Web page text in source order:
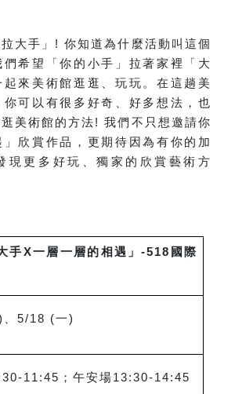
大手」! 你知道為什麼活動叫這個
希望「你的小手」拉著家裡「大
起來美術館逛逛、玩玩。在這趟美
可以有很多好奇、好多想法，也
美術館的方法! 我們不只想邀請你
欣賞作品，更期待因為有你的加
現更多好玩、獨家的欣賞藝術方
手X一層一層的相遇」-518國際
、5/18 (一)
11:45；午安場13:30-14:45